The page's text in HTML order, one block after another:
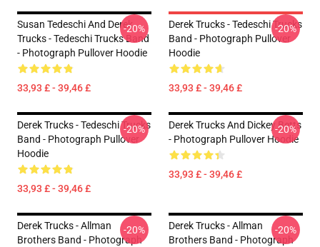
Susan Tedeschi And Derek
Trucks - Tedeschi Trucks Band
- Photograph Pullover Hoodie
33,93 £ - 39,46 £
-20%
Derek Trucks - Tedeschi Trucks
Band - Photograph Pullover
Hoodie
33,93 £ - 39,46 £
-20%
Derek Trucks - Tedeschi Trucks
Band - Photograph Pullover
Hoodie
33,93 £ - 39,46 £
-20%
Derek Trucks And Dickey Betts
- Photograph Pullover Hoodie
33,93 £ - 39,46 £
-20%
Derek Trucks - Allman
Brothers Band - Photograph
-20%
Derek Trucks - Allman
Brothers Band - Photograph
-20%